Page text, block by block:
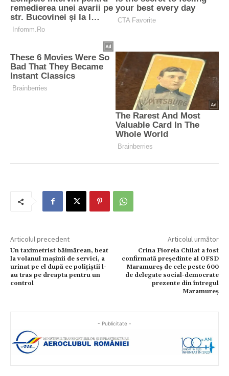
Articolul precedent
Un taximetrist băimărean, beat
la volanul mașinii de servici, a
urinat pe el după ce polițiștii l-
au tras pe dreapta pentru un
control
Articolul următor
Crina Fiorela Chilat a fost
confirmată președinte al OFSD
Maramureș de cele peste 600
de delegate social-democrate
prezente din întregul
Maramureș
- Publicitate -